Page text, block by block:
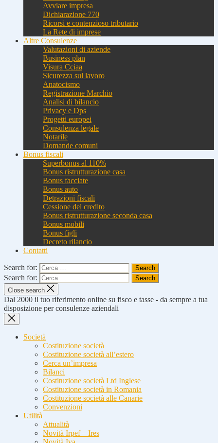
Avviare impresa
Dichiarazione 770
Ricorsi e contenzioso tributario
La Rete di imprese
Altre Consulenze
Valutazioni di aziende
Business plan
Visura Cciaa
Sicurezza sul lavoro
Anatocismo
Registrazione Marchio
Analisi di bilancio
Privacy e Dps
Progetti europei
Consulenza legale
Notarile
Domande comuni
Bonus fiscali
Superbonus al 110%
Bonus ristrutturazione casa
Bonus facciate
Bonus auto
Detrazioni fiscali
Cessione del credito
Bonus ristrutturazione seconda casa
Bonus mobili
Bonus figli
Decreto rilancio
Contatti
Search for:
Search for:
Close search
Dal 2000 il tuo riferimento online su fisco e tasse - da sempre a tua
disposizione per consulenze aziendali
Società
Costituzione società
Costituzione società all’estero
Cerca un’impresa
Bilanci
Costituzione società Ltd Inglese
Costituzione società in Romania
Costituzione società alle Canarie
Convenzioni
Utilità
Attualità
Novità Irpef – Ires